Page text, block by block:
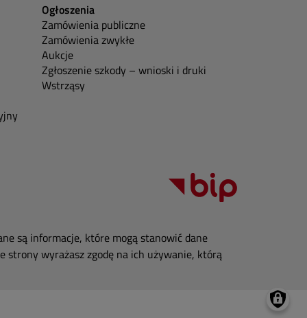
Ogłoszenia
Zamówienia publiczne
Zamówienia zwykłe
Aukcje
Zgłoszenie szkody – wnioski i druki
Wstrząsy
są informacje, które mogą stanowić dane
strony wyrażasz zgodę na ich używanie, którą